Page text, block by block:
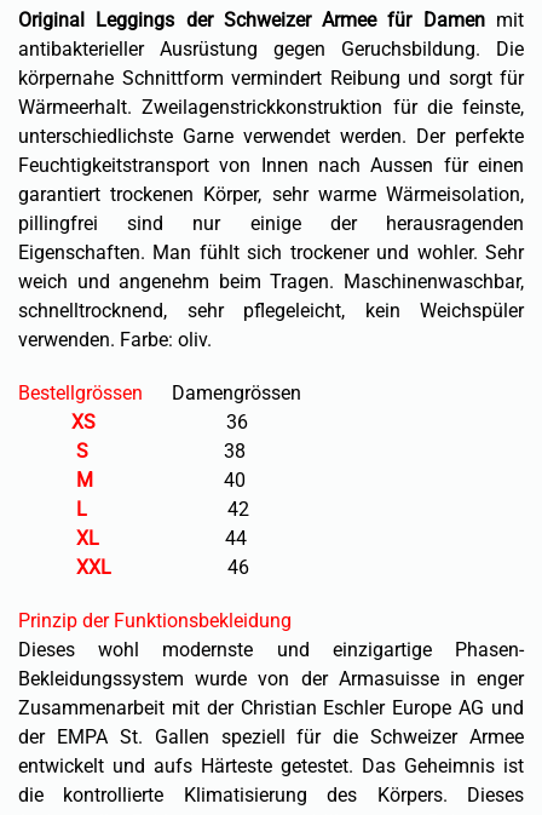
Original Leggings der Schweizer Armee für Damenmit
antibakterieller Ausrüstung gegen Geruchsbildung. Die
körpernahe Schnitt­form vermindert Reibung und sorgt für
Wärmeerhalt. Zweilagenstrickkonstruktion für die feinste,
unterschiedlichste Garne verwendet werden. Der perfekte
Feuchtigkeits­transport von Innen nach Aussen für einen
garantiert trockenen Körper, sehr warme Wärmeisolation,
pillingfrei sind nur einige der herausragenden
Eigenschaften. Man fühlt sich trockener und wohler. Sehr
weich und angenehm beim Tragen. Maschinenwaschbar,
schnelltrock­nend, sehr pflegeleicht, kein Weichspüler
verwenden. Farbe: oliv.
Bestellgrössen Damengrössen
XS 36
S
38
M
40
L
42
XL
44
XXL
46
Prinzip der Funktionsbekleidung
Dieses wohl modernste und einzigartige Phasen-
Bekleidungssystem wurde von der Armasuisse in enger
Zusammenarbeit mit der Christian Eschler Europe AG und
der EMPA St. Gallen speziell für die Schweizer Armee
entwickelt und aufs Härteste getestet. Das Geheimnis ist
die kontrollierte Klimatisierung des Körpers. Dieses